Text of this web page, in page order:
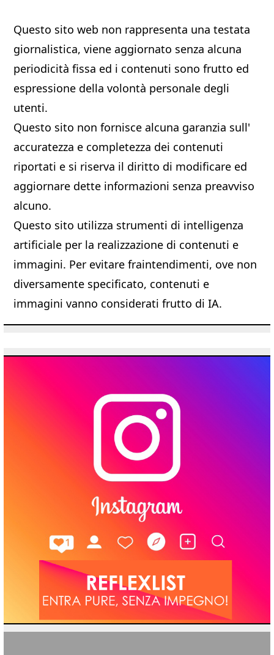
Questo sito web non rappresenta una testata
giornalistica, viene aggiornato senza alcuna
periodicità fissa ed i contenuti sono frutto ed
espressione della volontà personale degli
utenti.
Questo sito non fornisce alcuna garanzia sull'
accuratezza e completezza dei contenuti
riportati e si riserva il diritto di modificare ed
aggiornare dette informazioni senza preavviso
alcuno.
Questo sito utilizza strumenti di intelligenza
artificiale per la realizzazione di contenuti e
immagini. Per evitare fraintendimenti, ove non
diversamente specificato, contenuti e
immagini vanno considerati frutto di IA.